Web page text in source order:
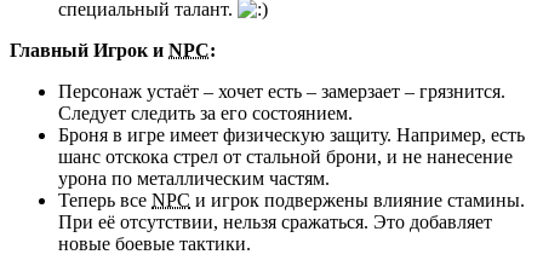
специальный талант.
Главный Игрок и NPC:
Персонаж устаёт – хочет есть – замерзает – грязнится.
Следует следить за его состоянием.
Броня в игре имеет физическую защиту. Например, есть
шанс отскока стрел от стальной брони, и не нанесение
урона по металлическим частям.
Теперь все NPC и игрок подвержены влияние стамины.
При её отсутствии, нельзя сражаться. Это добавляет
новые боевые тактики.